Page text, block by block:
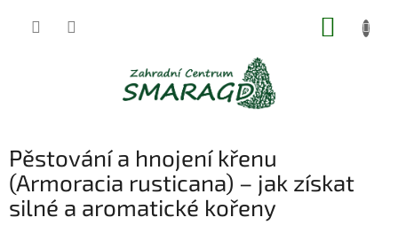
Pěstování a hnojení křenu
(Armoracia rusticana) – jak získat
silné a aromatické kořeny